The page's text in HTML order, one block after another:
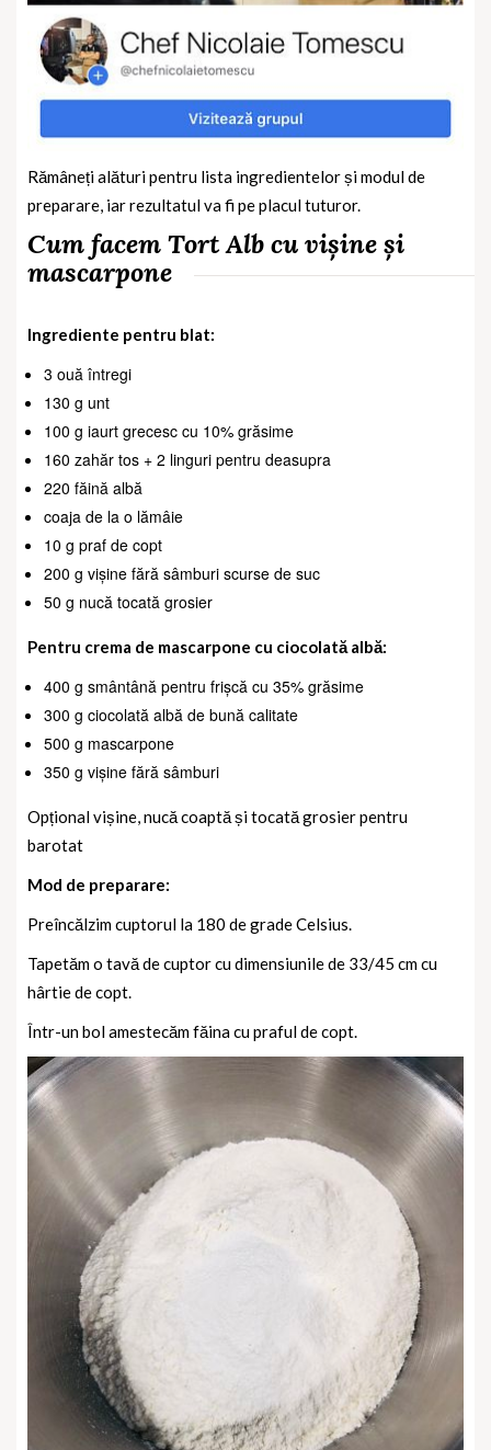
Rămâneți alături pentru lista ingredientelor și modul de
preparare, iar rezultatul va fi pe placul tuturor.
Cum facem Tort Alb cu vișine și
mascarpone
Ingrediente pentru blat:
3 ouă întregi
130 g unt
100 g iaurt grecesc cu 10% grăsime
160 zahăr tos + 2 linguri pentru deasupra
220 făină albă
coaja de la o lămâie
10 g praf de copt
200 g vișine fără sâmburi scurse de suc
50 g nucă tocată grosier
Pentru crema de mascarpone cu ciocolată albă:
400 g smântână pentru frișcă cu 35% grăsime
300 g ciocolată albă de bună calitate
500 g mascarpone
350 g vișine fără sâmburi
Opțional vișine, nucă coaptă și tocată grosier pentru
barotat
Mod de preparare:
Preîncălzim cuptorul la 180 de grade Celsius.
Tapetăm o tavă de cuptor cu dimensiunile de 33/45 cm cu
hârtie de copt.
Într-un bol amestecăm făina cu praful de copt.